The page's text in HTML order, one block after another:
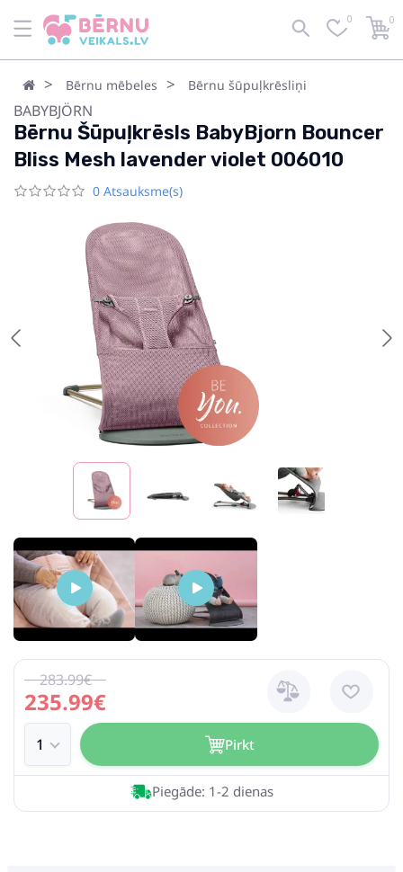
0 0
Bērnu mēbeles Bērnu šūpuļkrēsliņi
BABYBJÖRN
Bērnu Šūpuļkrēsls BabyBjorn Bouncer
Bliss Mesh lavender violet 006010
0 Atsauksme(s)
235.99€
283.99€
Pirkt
Piegāde: 1-2 dienas